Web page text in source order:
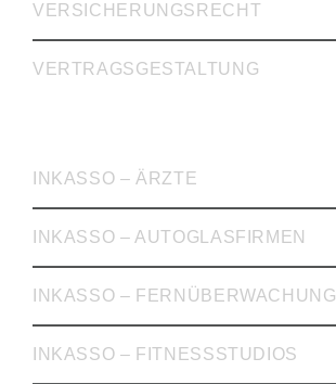
VERSICHERUNGSRECHT
VERTRAGSGESTALTUNG
INKASSO – ÄRZTE
INKASSO – AUTOGLASFIRMEN
INKASSO –
INKASSO – FITNESSSTUDIOS